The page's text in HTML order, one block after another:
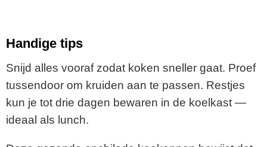
Handige tips
Snijd alles vooraf zodat koken sneller gaat. Proef
tussendoor om kruiden aan te passen. Restjes
kun je tot drie dagen bewaren in de koelkast —
ideaal als lunch.